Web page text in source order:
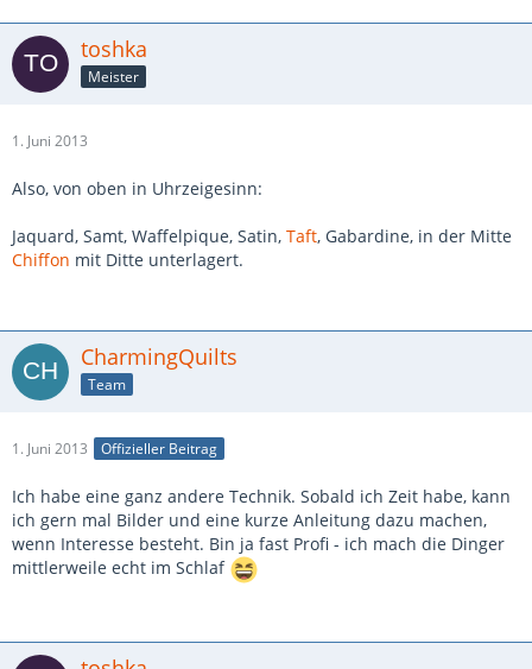
toshka
Meister
1. Juni 2013
Also, von oben in Uhrzeigesinn:
Jaquard, Samt, Waffelpique, Satin, Taft, Gabardine, in der Mitte
Chiffon mit Ditte unterlagert.
CharmingQuilts
Team
1. Juni 2013 Offizieller Beitrag
Ich habe eine ganz andere Technik. Sobald ich Zeit habe, kann
ich gern mal Bilder und eine kurze Anleitung dazu machen,
wenn Interesse besteht. Bin ja fast Profi - ich mach die Dinger
mittlerweile echt im Schlaf